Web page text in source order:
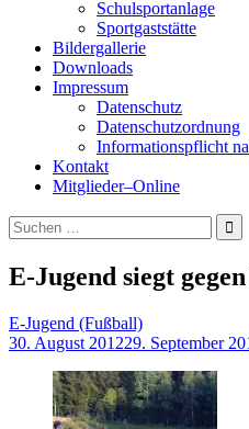
Schulsportanlage
Sportgaststätte
Bildergallerie
Downloads
Impressum
Datenschutz
Datenschutzordnung
Informationspflicht
Kontakt
Mitglieder–Online
Suchen
nach:
E-Jugend siegt
E-Jugend (Fußball)
30. August 201229. September